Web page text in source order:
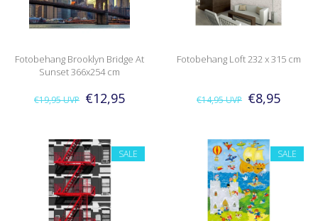
Fotobehang Brooklyn Bridge At
Sunset 366x254 cm
€19,95UVP €12,95
Fotobehang Loft 232 x 315 cm
€14,95UVP €8,95
SALE SALE